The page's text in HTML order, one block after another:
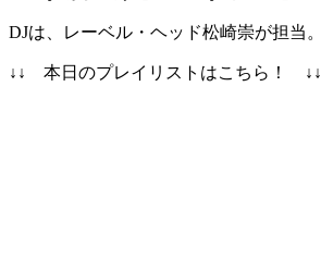
DJは、レーベル・ヘッド松崎崇が担当。
↓↓ 本日のプレイリストはこちら！ ↓↓